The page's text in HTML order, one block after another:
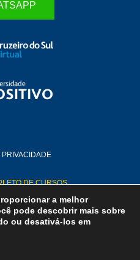
PRIVACIDADE
DE CURSOS
POSITIVO - POLO
PR
a melhor
pode descobrir mais sobre
ou desativá-los em